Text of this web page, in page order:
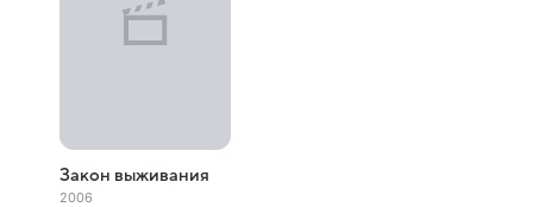
Закон выживания
2006